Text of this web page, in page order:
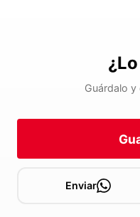
Guárdalo y
Enviar